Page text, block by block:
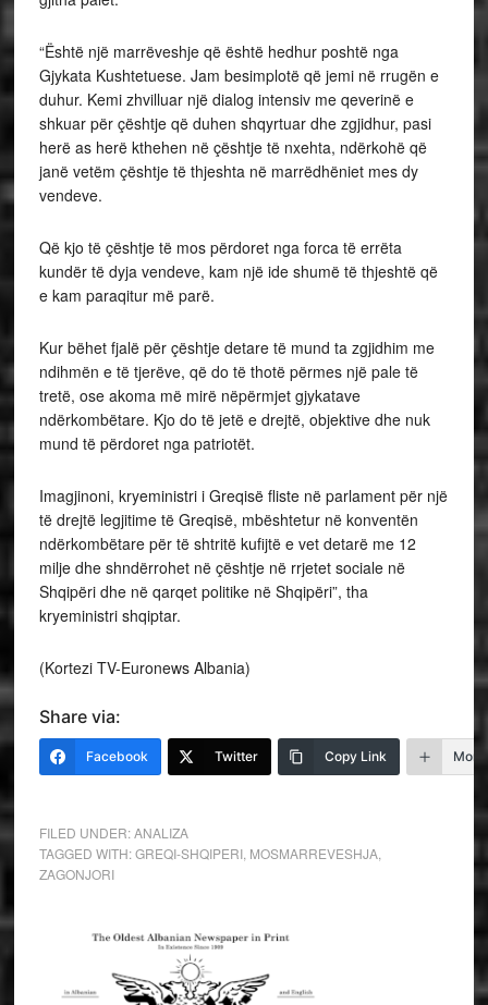
“Është një marrëveshje që është hedhur poshtë nga
Gjykata Kushtetuese. Jam besimplotë që jemi në rrugën e
duhur. Kemi zhvilluar një dialog intensiv me qeverinë e
shkuar për çështje që duhen shqyrtuar dhe zgjidhur, pasi
herë as herë kthehen në çështje të nxehta, ndërkohë që
janë vetëm çështje të thjeshta në marrëdhëniet mes dy
vendeve.
Që kjo të çështje të mos përdoret nga forca të errëta
kundër të dyja vendeve, kam një ide shumë të thjeshtë që
e kam paraqitur më parë.
Kur bëhet fjalë për çështje detare të mund ta zgjidhim me
ndihmën e të tjerëve, që do të thotë përmes një pale të
tretë, ose akoma më mirë nëpërmjet gjykatave
ndërkombëtare. Kjo do të jetë e drejtë, objektive dhe nuk
mund të përdoret nga patriotët.
Imagjinoni, kryeministri i Greqisë fliste në parlament për një
të drejtë legjitime të Greqisë, mbështetur në konventën
ndërkombëtare për të shtritë kufijtë e vet detarë me 12
milje dhe shndërrohet në çështje në rrjetet sociale në
Shqipëri dhe në qarqet politike në Shqipëri”, tha
kryeministri shqiptar.
(Kortezi TV-Euronews Albania)
Share via:
Facebook Twitter Copy Link More
FILED UNDER:ANALIZA
TAGGED WITH:GREQI-SHQIPERI, MOSMARREVESHJA,
ZAGONJORI